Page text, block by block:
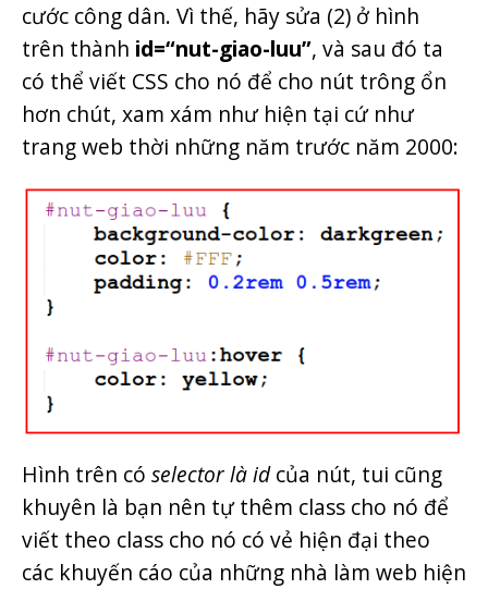
cước công dân. Vì thế, hãy sửa (2) ở hình
trên thành id=“nut-giao-luu”, và sau đó ta
có thể viết CSS cho nó để cho nút trông ổn
hơn chút, xam xám như hiện tại cứ như
trang web thời những năm trước năm 2000:
Hình trên có selector là idcủa nút, tui cũng
khuyên là bạn nên tự thêm class cho nó để
viết theo class cho nó có vẻ hiện đại theo
các khuyến cáo của những nhà làm web hiện